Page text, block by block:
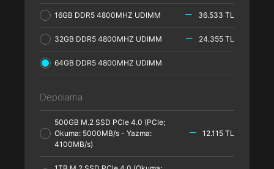
16GB DDR5 4800MHZ UDIMM 36.533 TL
32GB DDR5 4800MHZ UDIMM 24.355 TL
64GB DDR5 4800MHZ UDIMM
Depolama
500GB M.2 SSD PCle 4.0 (PCle;
Okuma: 5000MB/s - Yazma:
4100MB/s)
12.115 TL